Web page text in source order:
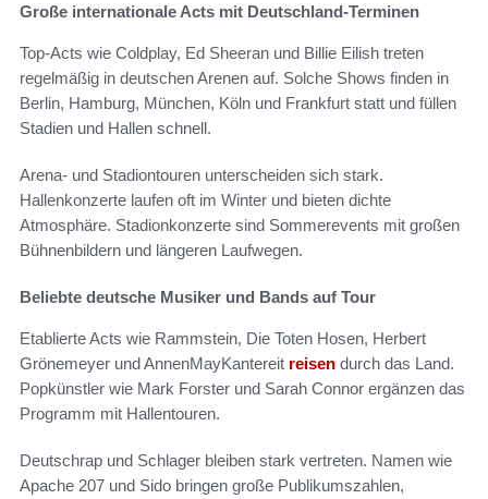
Große internationale Acts mit Deutschland-Terminen
Top-Acts wie Coldplay, Ed Sheeran und Billie Eilish treten
regelmäßig in deutschen Arenen auf. Solche Shows finden in
Berlin, Hamburg, München, Köln und Frankfurt statt und füllen
Stadien und Hallen schnell.
Arena- und Stadiontouren unterscheiden sich stark.
Hallenkonzerte laufen oft im Winter und bieten dichte
Atmosphäre. Stadionkonzerte sind Sommerevents mit großen
Bühnenbildern und längeren Laufwegen.
Beliebte deutsche Musiker und Bands auf Tour
Etablierte Acts wie Rammstein, Die Toten Hosen, Herbert
Grönemeyer und AnnenMayKantereit reisen durch das Land.
Popkünstler wie Mark Forster und Sarah Connor ergänzen das
Programm mit Hallentouren.
Deutschrap und Schlager bleiben stark vertreten. Namen wie
Apache 207 und Sido bringen große Publikumszahlen,